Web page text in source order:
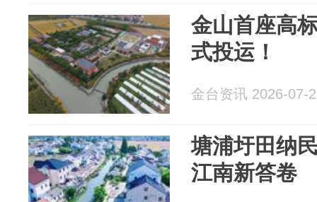
金山首座高
式投运！
金台资讯 2026-07-
塘浦圩田纳
江南新答卷